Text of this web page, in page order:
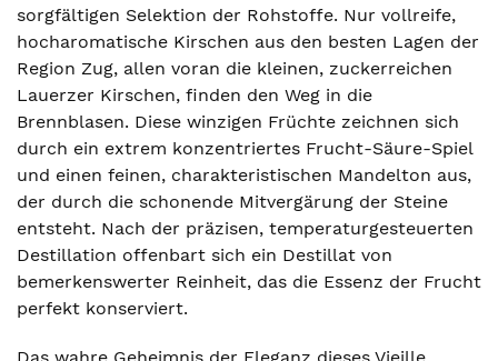
sorgfältigen Selektion der Rohstoffe. Nur vollreife,
hocharomatische Kirschen aus den besten Lagen der
Region Zug, allen voran die kleinen, zuckerreichen
Lauerzer Kirschen, finden den Weg in die
Brennblasen. Diese winzigen Früchte zeichnen sich
durch ein extrem konzentriertes Frucht-Säure-Spiel
und einen feinen, charakteristischen Mandelton aus,
der durch die schonende Mitvergärung der Steine
entsteht. Nach der präzisen, temperaturgesteuerten
Destillation offenbart sich ein Destillat von
bemerkenswerter Reinheit, das die Essenz der Frucht
perfekt konserviert.